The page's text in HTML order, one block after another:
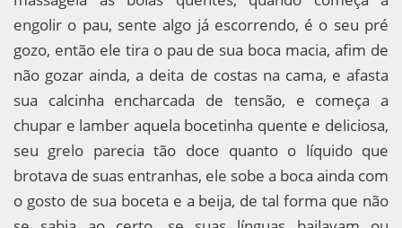
engolir o pau, sente algo já escorrendo, é o seu pré
gozo, então ele tira o pau de sua boca macia, afim de
não gozar ainda, a deita de costas na cama, e afasta
sua calcinha encharcada de tensão, e começa a
chupar e lamber aquela bocetinha quente e deliciosa,
seu grelo parecia tão doce quanto o líquido que
brotava de suas entranhas, ele sobe a boca ainda com
o gosto de sua boceta e a beija, de tal forma que não